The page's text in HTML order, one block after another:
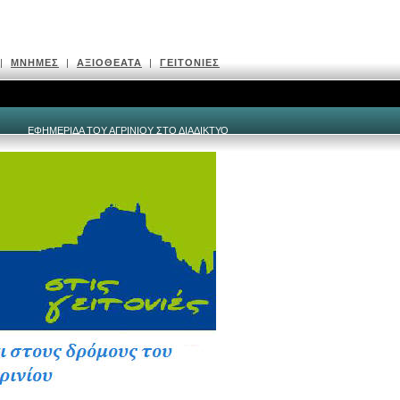
ΜΝΗΜΕΣ | ΑΞΙΟΘΕΑΤΑ | ΓΕΙΤΟΝΙΕΣ
ΕΦΗΜΕΡΙΔΑ ΤΟΥ ΑΓΡΙΝΙΟΥ ΣΤΟ ΔΙΑΔΙΚΤΥΟ